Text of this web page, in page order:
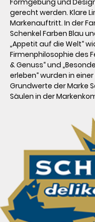
gerecht werden. Klare
Markenauftritt. In der
Schenkel Farben Blau
„Appetit auf die Welt“
Firmenphilosophie des
& Genuss“ und
erleben“ wurden in
Grundwerte der Marke
Säulen in der